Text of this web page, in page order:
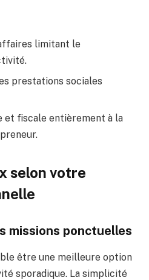
limitant le
prestations sociales
et fiscale entièrement à la
selon votre
missions ponctuelles
être une meilleure option
sporadique. La simplicité